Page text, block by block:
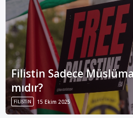
Filistin Sadece
mıdır?
FILISTIN 15 Ekim 2025